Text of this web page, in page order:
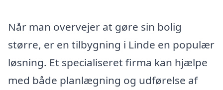
Når man overvejer at gøre sin bolig
større, er en tilbygning i Linde en populær
løsning. Et specialiseret firma kan hjælpe
med både planlægning og udførelse af